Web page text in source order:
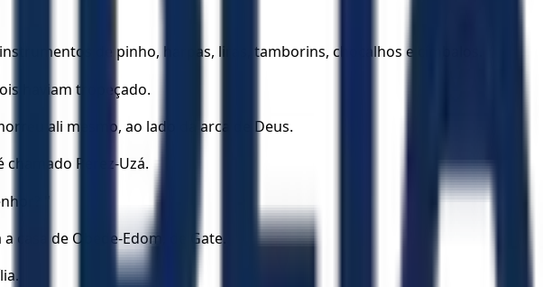
de pinho, harpas, liras, tamborins, chocalhos e címbalos.
haviam tropeçado.
ali mesmo, ao lado da arca de Deus.
chamado Perez-Uzá.
"
casa de Obede-Edom, de Gate.